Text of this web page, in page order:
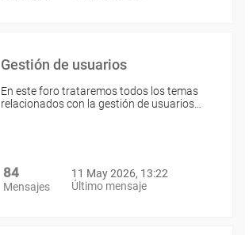
Gestión de usuarios
En este foro trataremos todos los temas
relacionados con la gestión de usuarios…
84
Mensajes
11 May 2026, 13:22
Último mensaje